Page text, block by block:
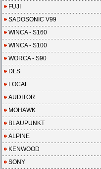
FUJI
SADOSONIC V99
WINCA - S160
WINCA - S100
WORCA - S90
DLS
FOCAL
AUDITOR
MOHAWK
BLAUPUNKT
ALPINE
KENWOOD
SONY